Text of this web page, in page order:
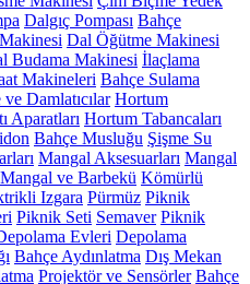
Dalgıç Pompası Bahçe
Dal Öğütme Makinesi
Budama Makinesi İlaçlama
Makineleri Bahçe Sulama
ve Damlatıcılar Hortum
Aparatları Hortum Tabancaları
Bahçe Musluğu Şişme Su
Mangal Aksesuarları Mangal
Mangal ve Barbekü Kömürlü
Izgara Pürmüz Piknik
Piknik Seti Semaver Piknik
Evleri Depolama
Bahçe Aydınlatma Dış Mekan
Projektör ve Sensörler Bahçe